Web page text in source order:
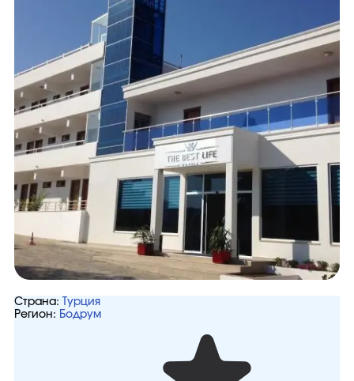
Страна:
Турция
Регион: Бодрум